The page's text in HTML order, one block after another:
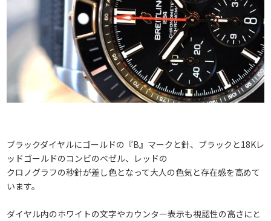
ブラックダイヤルにゴールドの『B』マークと針、ブラックと18Kレ
ッドゴールドのコンビのベゼル、レッドの
クロノグラフの秒針が差し色となって大人の色気と存在感を高めて
います。
ダイヤル内のホワイトの文字やカウンター表示も視認性の高さにと